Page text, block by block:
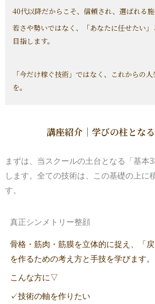
40代以降だからこそ、信頼され、選ばれる施
若さや勢いではなく、「あなたに任せたい
目指します。
「今だけ稼ぐ技術」ではなく、これからの
を。
講座紹介｜学びの柱とな
まずは、当スクールの土台となる「基本
します。全ての技術は、この基礎の上に
す。
真正シンメトリー整顔
骨格・筋肉・筋膜を立体的に捉え、「戻
を作るための考え方と手技を学びます。
こんな方に▽
✓技術の軸を作りたい